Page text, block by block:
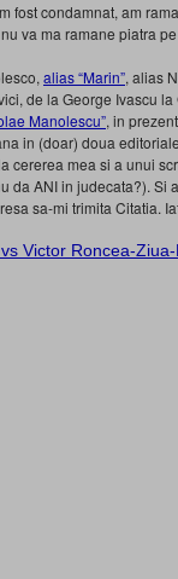
condamnat, am
va ma ramane piatra
alias “Marin”, alias
de la George Ivascu la
Manolescu”, in
in (doar) doua
cererea mea si a unui
da ANI in judecata?). Si
sa-mi trimita Citatia.
Victor Roncea-